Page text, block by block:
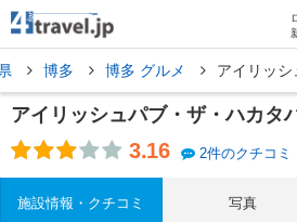
博多 博多 グルメ アイリッ
アイリッシュパブ・ザ・ハカタ
3.16 2件のクチコミ
施設情報・クチコミ 写真